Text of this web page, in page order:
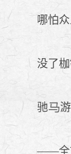
哪怕众
没了枷
驰
——全